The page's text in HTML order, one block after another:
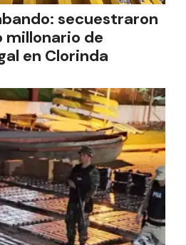
secuestraron
millonario de
en Clorinda